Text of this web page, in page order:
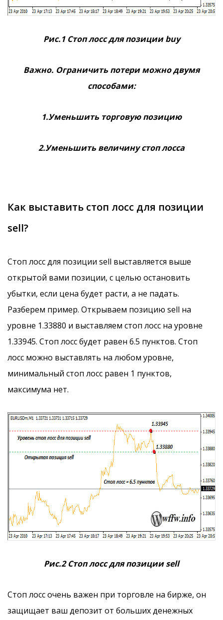
Рис.1 Стоп лосс для позиции buy
Важно. Ограничить потери можно двумя
способами:
1.Уменьшить торговую позицию
2.Уменьшить величину стоп лосса
Как выставить стоп лосс для позиции
sell?
Стоп лосс для позиции sell выставляется выше
открытой вами позиции, с целью остановить
убытки, если цена будет расти, а не падать.
Разберем пример. Открываем позицию sell на
уровне 1.33880 и выставляем стоп лосс на уровне
1.33945. Стоп лосс будет равен 6.5 пунктов. Стоп
лосс можно выставлять на любом уровне,
минимальный стоп лосс равен 1 пунктов,
максимума нет.
Рис.2 Стоп лосс для позиции sell
Стоп лосс очень важен при торговле на бирже, он
защищает ваш депозит от больших денежных